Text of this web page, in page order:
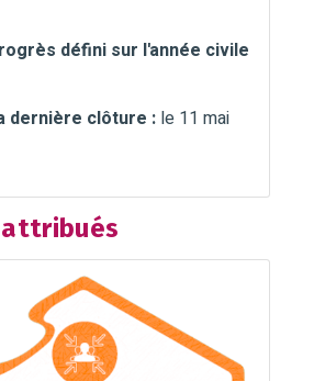
défini sur l'année civile
dernière clôture : le 11 mai